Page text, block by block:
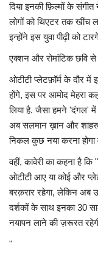
दिया इनकी फ़िल्मों के
लोगों को थिएटर तक खींच
इन्होंने इस युवा पीढ़ी को
एक्शन और रोमांटिक छवि
ओटीटी प्लेटफ़ॉर्म के दौर में
होंगे, इस पर आमोद मेहरा
लिया है. जैसा हमने 'दंगल'
अब सलमान ख़ान और
निकल कुछ नया करना होगा
वहीं, कावेरी का कहना है
ओटीटी आए या कोई और
बरक़रार रहेगा, लेकिन अब
दर्शकों के साथ इनका 30
नयापन लाने की ज़रूरत
"